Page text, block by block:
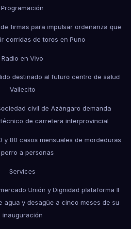
Programación
firmas para impulsar ordenanza que
corridas de toros en Puno
Radio en Vivo
destinado al futuro centro de salud
Vallecito
civil de Azángaro demanda
de carretera interprovincial
y 80 casos mensuales de mordeduras
a personas
Services
Unión y Dignidad plataforma II
agua y desagüe a cinco meses de su
inauguración